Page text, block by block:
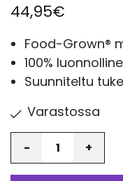
perustuen
asiakkaan
44,95€
Food-Grown®
100%
Suunniteltu
Varastossa